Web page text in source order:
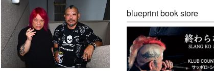
blueprint book store